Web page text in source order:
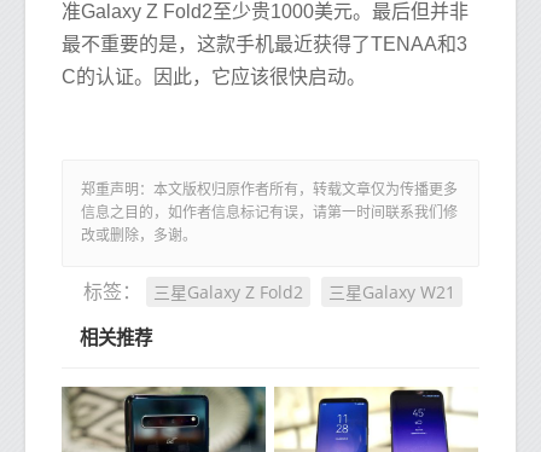
准Galaxy Z Fold2至少贵1000美元。最后但并非
最不重要的是，这款手机最近获得了TENAA和3
C的认证。因此，它应该很快启动。
郑重声明：本文版权归原作者所有，转载文章仅为传播更多
信息之目的，如作者信息标记有误，请第一时间联系我们修
改或删除，多谢。
标签： 三星Galaxy Z Fold2 三星Galaxy W21
相关推荐